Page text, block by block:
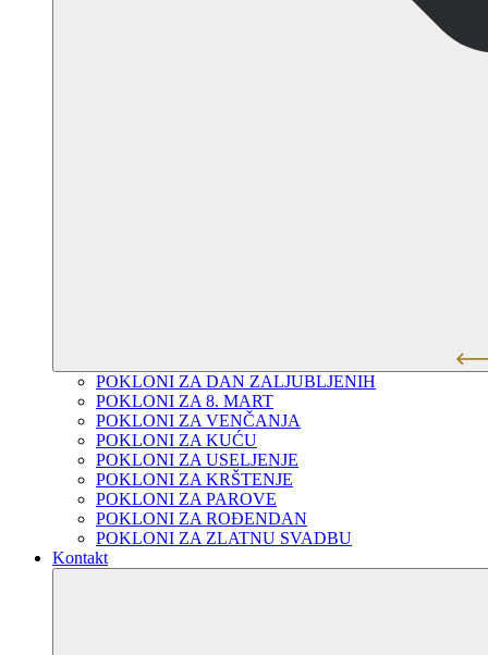
POKLONI ZA DAN ZALJUBLJENIH
POKLONI ZA 8. MART
POKLONI ZA VENČANJA
POKLONI ZA KUĆU
POKLONI ZA USELJENJE
POKLONI ZA KRŠTENJE
POKLONI ZA PAROVE
POKLONI ZA ROĐENDAN
POKLONI ZA ZLATNU SVADBU
Kontakt